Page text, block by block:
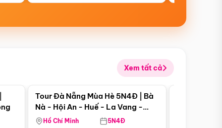
Xem tất cả
Điểm nổi bật
Tour Đà Nẵng Mùa Hè 5N4Đ | Bà
Nà - Hội An - Huế - La Vang -
Động Thiên Đường
Hồ Chí Minh 5N4Đ